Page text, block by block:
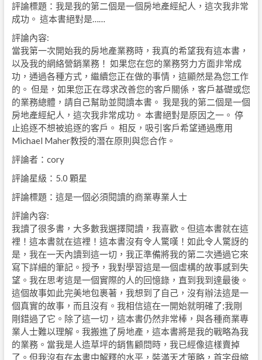
評論標題：我是我的第二個是一個房地產經紀人，這次我非常
成功。 這本書絕對是……
評論內容:
當我第一次開始我的房地產業務時，我真的希望我有這本書，
以及我的網絡營銷業務！ 如果您在您的業務努力方面非常成
功，通過各種方式，繼續您正在做的事情，這顯然是為您工作
的。 但是，如果您正在尋求改善您的客戶關係，客戶基礎或您
的業務總體，請自己幫助並閱讀本書。 我是我的第二個是一個
房地產經紀人，這次我非常成功。 本書絕對是原因之一。 停
止追逐不想被追逐的客戶。 相反，吸引客戶希望通過應用
Michael Maher教授的潛在原則與您合作。
評論者：cory
評論星級：5.0 顆星
評論標題：這是一個必須閱讀的商業專業人士
評論內容:
我讀了很多書，大多數我選擇閱讀，我喜歡。但這本書就在這
裡！這本書就在這裡！這本書沒有令人驚嘆！如此令人驚訝的
是，我在一天內讀到這一切，我正準備將我的第二次通過它來
寫下詳細的筆記。授予，我對學習這是一個虛構的故事感到失
望。我在思考這是一個實際的人的回憶錄，直到我到達最後。
這個故事如此完美地包裹著，我想到了自己，沒有辦法這是一
個真實的故事，而且沒有。我相信這在一開始就明確了;我剛
剛錯過了它。除了這一切，這本書仍然非常棒，與各種商業專
業人士難以理解。我搬進了房地產，這本書將是我的戰略為我
的業務。當我是人造草坪的銷售顧問時，我已經像這樣賣掉
了。但我沒有在本書中解釋的水平，裝滿天才策略，首字母縮